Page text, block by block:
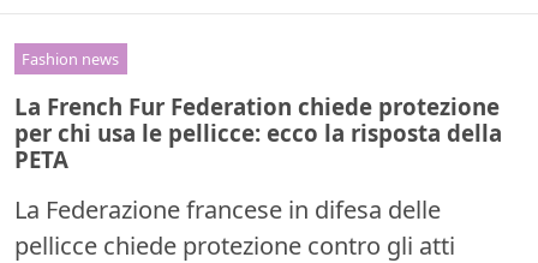
Fashion news
La French Fur Federation chiede protezione
per chi usa le pellicce: ecco la risposta della
PETA
La Federazione francese in difesa delle
pellicce chiede protezione contro gli atti